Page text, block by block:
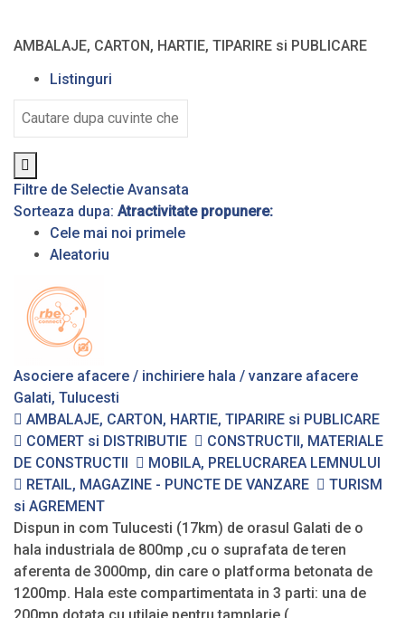
AMBALAJE, CARTON, HARTIE, TIPARIRE si PUBLICARE
Listinguri
Filtre de Selectie Avansata
Sorteaza dupa: Atractivitate propunere:
Cele mai noi primele
Aleatoriu
Asociere afacere / inchiriere hala / vanzare afacere
Galati, Tulucesti
AMBALAJE, CARTON, HARTIE, TIPARIRE si PUBLICARE
COMERT si DISTRIBUTIE
CONSTRUCTII, MATERIALE
DE CONSTRUCTII
MOBILA, PRELUCRAREA LEMNULUI
RETAIL, MAGAZINE - PUNCTE DE VANZARE
TURISM
si AGREMENT
Dispun in com Tulucesti (17km) de orasul Galati de o
hala industriala de 800mp ,cu o suprafata de teren
aferenta de 3000mp, din care o platforma betonata de
1200mp. Hala este compartimentata in 3 parti: una de